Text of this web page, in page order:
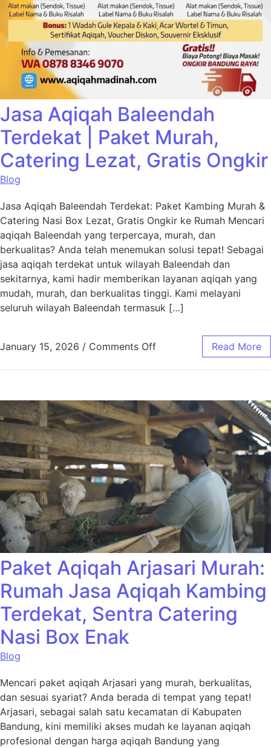
Jasa Aqiqah Baleendah
Terdekat | Paket Murah,
Catering Lezat, Gratis Ongkir
Blog
Jasa Aqiqah Baleendah Terdekat: Paket Kambing Murah &
Catering Nasi Box Lezat, Gratis Ongkir ke Rumah Mencari
aqiqah Baleendah yang terpercaya, murah, dan
berkualitas? Anda telah menemukan solusi tepat! Sebagai
jasa aqiqah terdekat untuk wilayah Baleendah dan
sekitarnya, kami hadir memberikan layanan aqiqah yang
mudah, murah, dan berkualitas tinggi. Kami melayani
seluruh wilayah Baleendah termasuk […]
January 15, 2026 / Comments Off Read More
Paket Aqiqah Arjasari Murah:
Rumah Jasa Aqiqah Kambing
Terdekat, Sentra Catering
Nasi Box Enak
Blog
Mencari paket aqiqah Arjasari yang murah, berkualitas,
dan sesuai syariat? Anda berada di tempat yang tepat!
Arjasari, sebagai salah satu kecamatan di Kabupaten
Bandung, kini memiliki akses mudah ke layanan aqiqah
profesional dengan harga aqiqah Bandung yang